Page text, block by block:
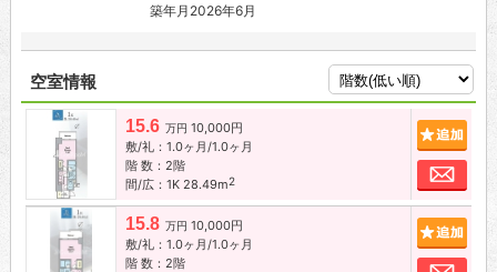
築年月2026年6月
空室情報
15.6 万円 10,000円
敷/礼：1.0ヶ月/1.0ヶ月
階 数：2階
間/広：1K 28.49m2
お
15.8 万円 10,000円
敷/礼：1.0ヶ月/1.0ヶ月
階 数：2階
追加
お